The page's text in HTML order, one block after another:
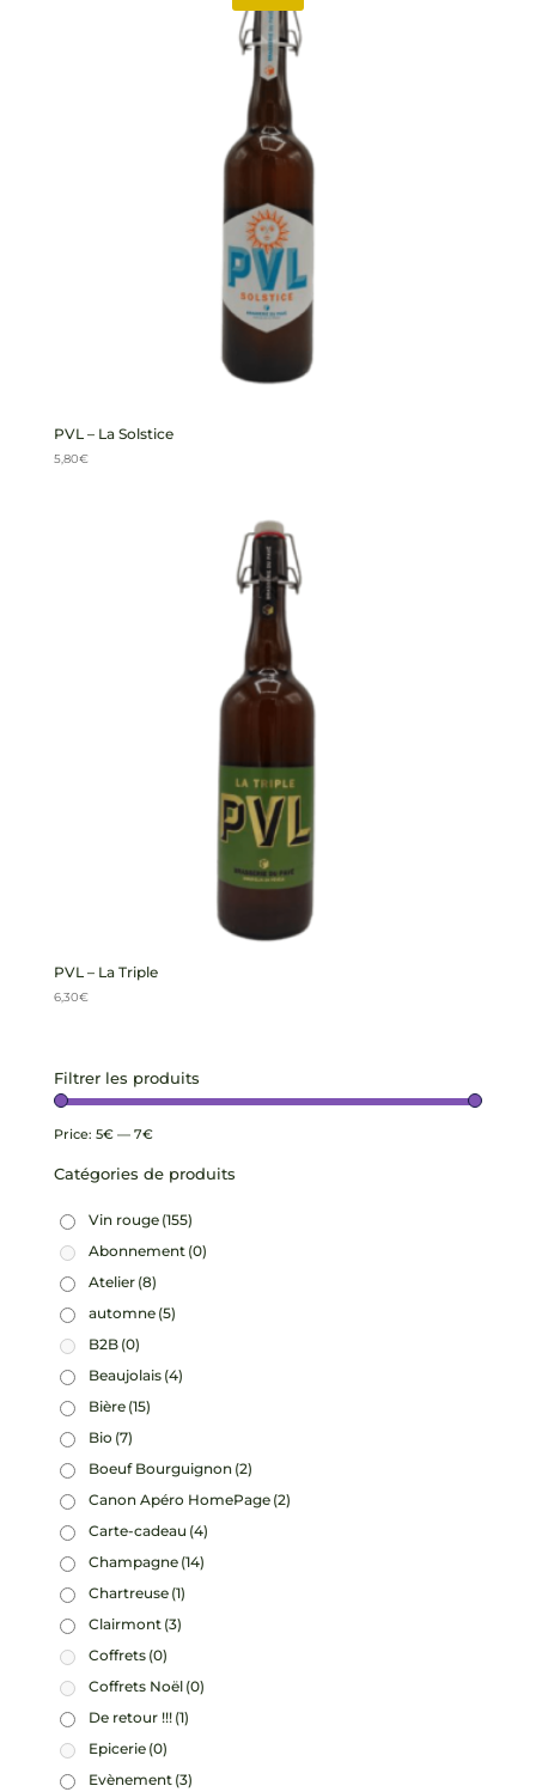
PVL – La Solstice
5,80€
PVL – La Triple
6,30€
Filtrer les produits
Price: 5€— 7€
Catégories de produits
Vin rouge (155)
Abonnement (0)
Atelier (8)
automne (5)
B2B (0)
Beaujolais (4)
Bière (15)
Bio (7)
Boeuf Bourguignon (2)
Canon Apéro HomePage (2)
Carte-cadeau (4)
Champagne (14)
Chartreuse (1)
Clairmont (3)
Coffrets (0)
Coffrets Noël (0)
De retour !!! (1)
Epicerie (0)
Evènement (3)